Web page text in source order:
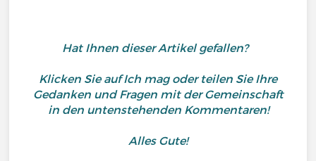
Hat Ihnen dieser Artikel gefallen?
Klicken Sie auf Ich mag oder teilen Sie Ihre
Gedanken und Fragen mit der Gemeinschaft
in den untenstehenden Kommentaren!
Alles Gute!